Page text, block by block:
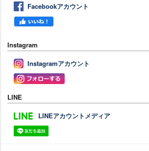
Facebookアカウント
Instagram
Instagramアカウント
LINE
LINEアカウントメディア